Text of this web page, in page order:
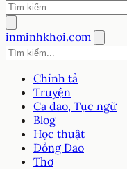
inminhkhoi.com
Chính tả
Truyện
Ca dao, Tục ngữ
Blog
Học thuật
Đồng Dao
Thơ